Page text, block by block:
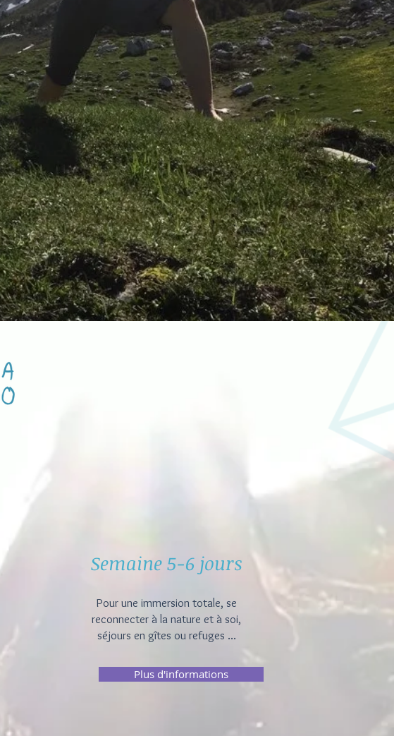
Semaine 5-6 jours
Pour une immersion totale, se
reconnecter à la nature et à soi,
séjours en gîtes ou refuges ...
Plus d'informations